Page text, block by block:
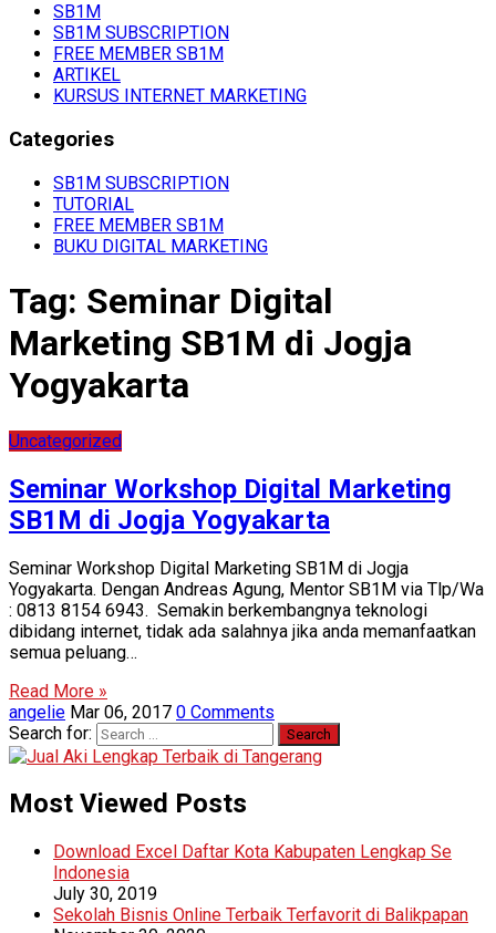
SB1M
SB1M SUBSCRIPTION
FREE MEMBER SB1M
ARTIKEL
KURSUS INTERNET MARKETING
Categories
SB1M SUBSCRIPTION
TUTORIAL
FREE MEMBER SB1M
BUKU DIGITAL MARKETING
Tag: Seminar Digital
Marketing SB1M di Jogja
Yogyakarta
Uncategorized
Seminar Workshop Digital Marketing
SB1M di Jogja Yogyakarta
Seminar Workshop Digital Marketing SB1M di Jogja
Yogyakarta. Dengan Andreas Agung, Mentor SB1M via Tlp/Wa
: 0813 8154 6943. Semakin berkembangnya teknologi
dibidang internet, tidak ada salahnya jika anda memanfaatkan
semua peluang…
Read More »
angelie Mar 06, 2017 0 Comments
Search for:
Most Viewed Posts
Download Excel Daftar Kota Kabupaten Lengkap Se
Indonesia
July 30, 2019
Sekolah Bisnis Online Terbaik Terfavorit di Balikpapan